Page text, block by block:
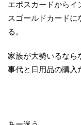
エポスカードからイ
スゴールドカードに
る。
家族が大勢いるなら
事代と日用品の購入